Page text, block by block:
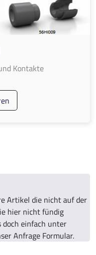
Kontakte
Artikel die nicht auf der
hier nicht fündig
einfach unter
Anfrage Formular.